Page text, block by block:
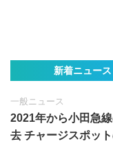
新着ニュース
一般ニュース
2021年から小田急
去 チャージスポッ